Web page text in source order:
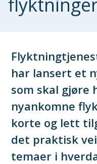
har lansert et
som skal gjøre
nyankomne
korte og lett
det praktisk
temaer i